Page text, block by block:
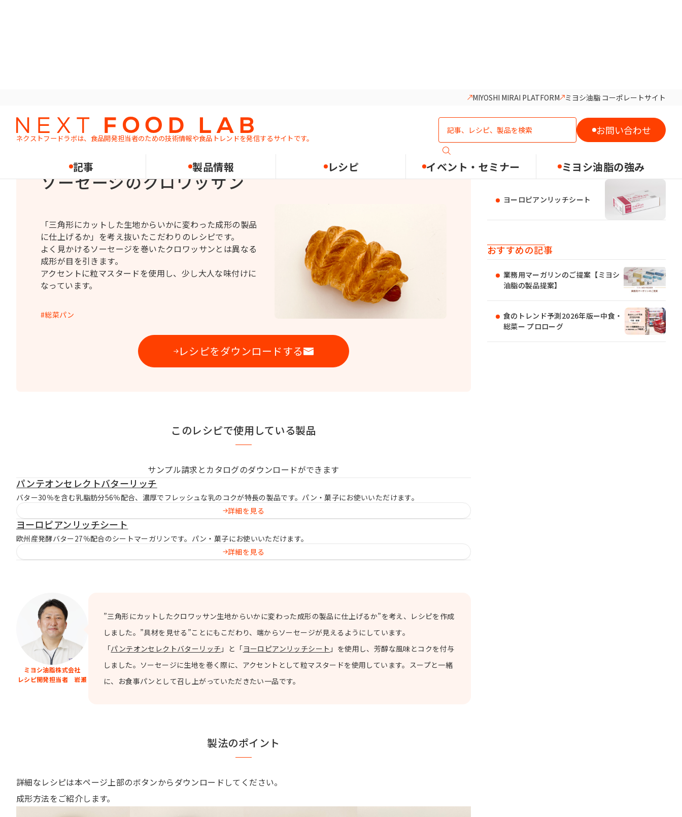
MIYOSHI MIRAI PLATFORM ミヨシ油脂 コーポレートサイト
ネクストフードラボは、食品開発担当者のための技術情報や食品トレンドを発信するサイトです。
お問い合わせ
記事 製品情報 レシピ イベント・セミナー ミヨシ油脂の強み
ソーセージのクロワッサン
「三角形にカットした生地からいかに変わった成形の製品
に仕上げるか」を考え抜いたこだわりのレシピです。
よく見かけるソーセージを巻いたクロワッサンとは異なる
成形が目を引きます。
アクセントに粒マスタードを使用し、少し大人な味付けに
なっています。
総菜パン
レシピをダウンロードする
このレシピで使用している製品
サンプル請求とカタログのダウンロードができます
パンテオンセレクトバターリッチ
バター30％を含む乳脂肪分56％配合、濃厚でフレッシュな乳のコクが特長の製品です。パン・菓子にお使いいただけます。
詳細を見る
ヨーロピアンリッチシート
欧州産発酵バター27％配合のシートマーガリンです。パン・菓子にお使いいただけます。
詳細を見る
ミヨシ油脂株式会社
レシピ開発担当者 岩瀬
”三角形にカットしたクロワッサン生地からいかに変わった成形の製品に仕上げるか”を考え、レシピを作成
しました。”具材を見せる”ことにもこだわり、端からソーセージが見えるようにしています。
「パンテオンセレクトバターリッチ 」と「ヨーロピアンリッチシート 」を使用し、芳醇な風味とコクを付与
しました。ソーセージに生地を巻く際に、アクセントとして粒マスタードを使用しています。スープと一緒
に、お食事パンとして召し上がっていただきたい一品です。
製法のポイント
詳細なレシピは本ページ上部のボタンからダウンロードしてください。
成形方法をご紹介します。
おすすめの製品
パンテオンセレクトバターリッ
チ
ヨーロピアンリッチシート
おすすめの記事
業務用マーガリンのご提案【ミヨシ
油脂の製品提案】
食のトレンド予測2026年版ー中食・
総菜ー プロローグ